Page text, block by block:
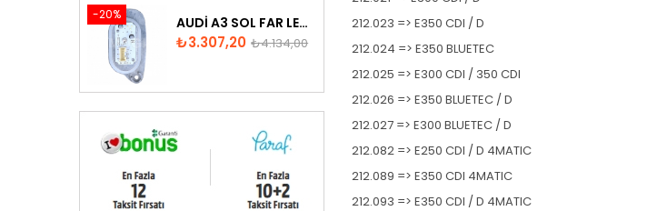
-20% AUDI A3 SOL FAR LED MODÜLÜ - 8V0998473
Fiyat
₺3.307,20 Normal
₺4.134,00
212.023 => E350 CDI / D
212.024 => E350 BLUETEC
212.025 => E300 CDI / 350 CDI
212.026 => E350 BLUETEC / D
212.027 => E300 BLUETEC / D
212.082 => E250 CDI / D 4MATIC
212.089 => E350 CDI 4MATIC
212.093 => E350 CDI / D 4MATIC